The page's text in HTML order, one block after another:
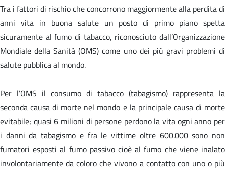
Tra i fattori di rischio che concorrono maggiormente alla perdita di
anni vita in buona salute un posto di primo piano spetta
sicuramente al fumo di tabacco, riconosciuto dall’Organizzazione
Mondiale della Sanità (OMS) come uno dei più gravi problemi di
salute pubblica al mondo.
Per l’OMS il consumo di tabacco (tabagismo) rappresenta la
seconda causa di morte nel mondo e la principale causa di morte
evitabile; quasi 6 milioni di persone perdono la vita ogni anno per
i danni da tabagismo e fra le vittime oltre 600.000 sono non
fumatori esposti al fumo passivo cioè al fumo che viene inalato
involontariamente da coloro che vivono a contatto con uno o più